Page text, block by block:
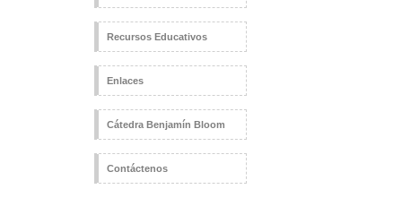
Recursos Educativos
Enlaces
Cátedra Benjamín Bloom
Contáctenos